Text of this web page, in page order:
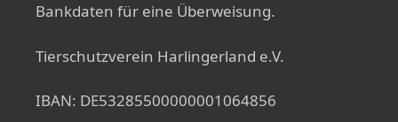
Bankdaten für eine Überweisung.
Tierschutzverein Harlingerland e.V.
IBAN: DE53285500000001064856